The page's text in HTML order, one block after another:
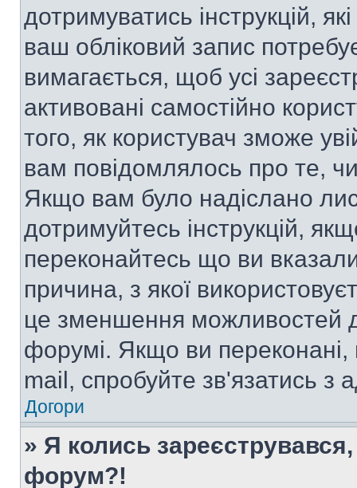
дотримуватись інструкцій,
ваш обліковий запис
вимагається, щоб усі
активовані самостійно
того, як користувач зможе
вам повідомлялось про те,
Якщо вам було надіслано
дотримуйтесь інструкцій,
переконайтесь що ви
причина, з якої
це зменшення можливостей
форумі. Якщо ви
mail, спробуйте зв'язатись з
Догори
» Я колись
форум?!